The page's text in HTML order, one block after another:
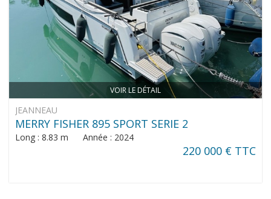
VOIR LE DÉTAIL
JEANNEAU
MERRY FISHER 895 SPORT SERIE 2
Long : 8.83 m Année : 2024
220 000 € TTC